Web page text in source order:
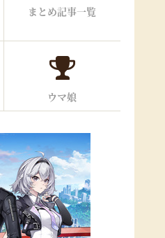
まとめ記事一覧
ウマ娘